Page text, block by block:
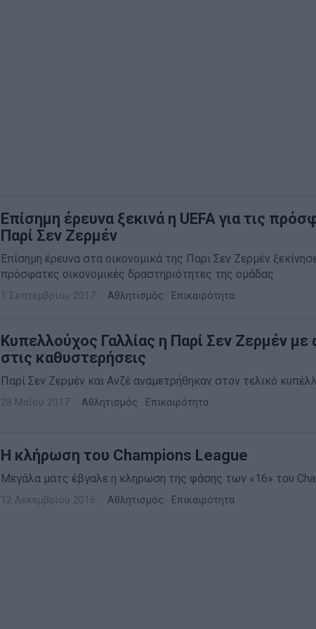
Επίσημη έρευνα ξεκινά η UEFA για τις
Παρί Σεν Ζερμέν
Επίσημη έρευνα στα οικονομικά της Παρι Σεν Ζερμέν
πρόσφατες οικονομικές δραστηριότητες της ομάδας
1 Σεπτεμβρίου 2017 Αθλητισμός Επικαιρότητα
Κυπελλούχος Γαλλίας η Παρί Σεν Ζερμέν
στις καθυστερήσεις
Παρί Σεν Ζερμέν και Ανζέ αναμετρήθηκαν στον τελικό
28 Μαΐου 2017 Αθλητισμός Επικαιρότητα
Η κλήρωση του Champions League
Μεγάλα ματς έβγαλε η κληρωση της φάσης των «16» του
12 Δεκεμβρίου 2016 Αθλητισμός Επικαιρότητα